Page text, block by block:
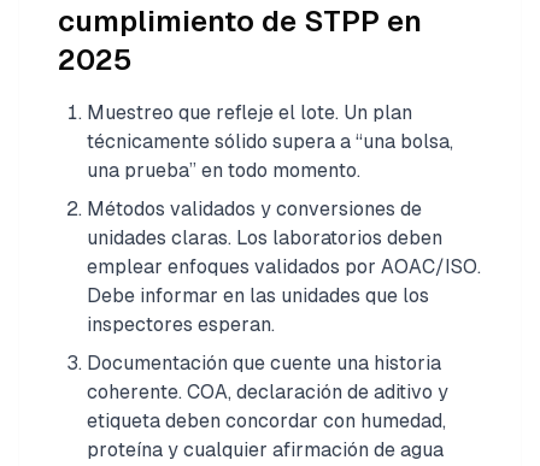
cumplimiento de STPP en
2025
Muestreo que refleje el lote. Un plan
técnicamente sólido supera a “una bolsa,
una prueba” en todo momento.
Métodos validados y conversiones de
unidades claras. Los laboratorios deben
emplear enfoques validados por AOAC/ISO.
Debe informar en las unidades que los
inspectores esperan.
Documentación que cuente una historia
coherente. COA, declaración de aditivo y
etiqueta deben concordar con humedad,
proteína y cualquier afirmación de agua